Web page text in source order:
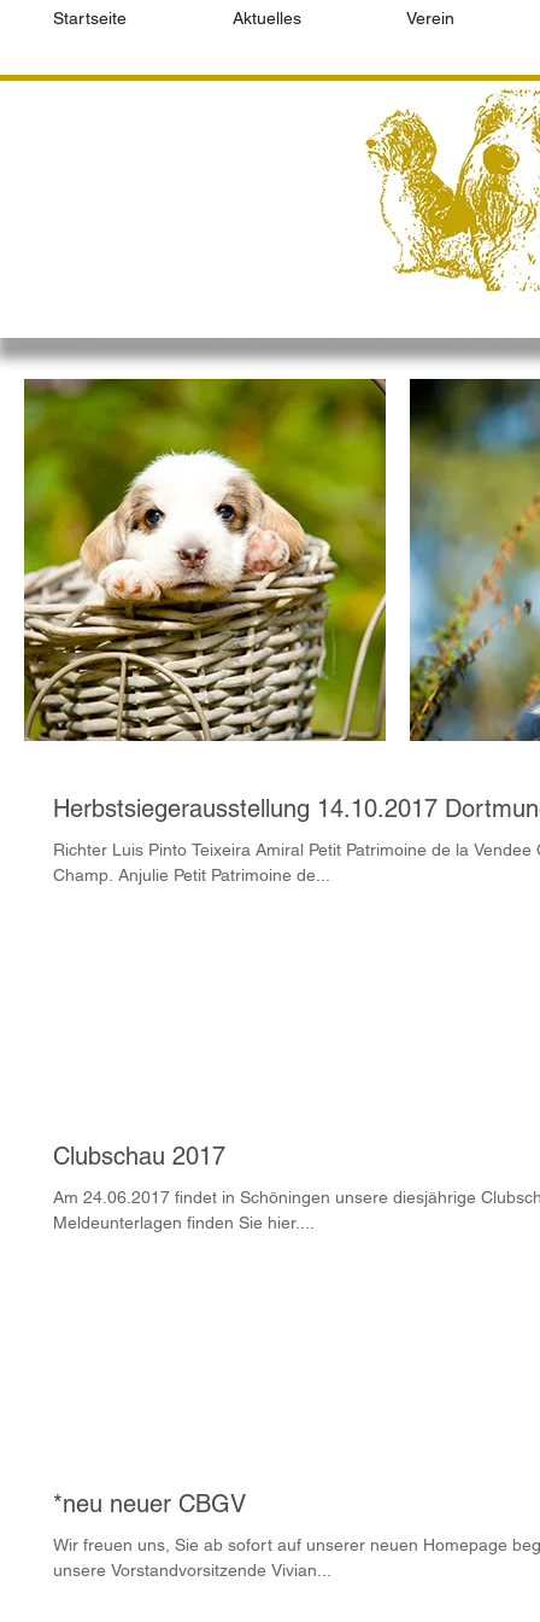
Startseite Aktuelles Verein
Herbstsiegerausstellung 14.10.2017
Richter Luis Pinto Teixeira Amiral Petit Patrimoine de la Vendee Championsklasse V1, Anwartschaft Dt
Champ. Anjulie Petit Patrimoine de...
Clubschau 2017
Am 24.06.2017 findet in Schöningen unsere diesjährige Clubschau statt. Die
Meldeunterlagen finden Sie hier....
*neu neuer CBGV
Wir freuen uns, Sie ab sofort auf unserer neuen Homepage
unsere Vorstandvorsitzende Vivian...